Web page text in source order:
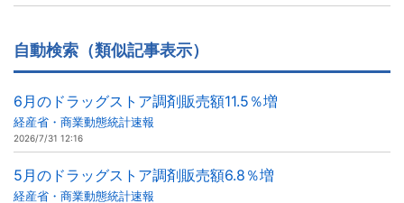
自動検索（類似記事表示）
6月のドラッグストア調剤販売額11.5％増
経産省・商業動態統計速報
2026/7/31 12:16
5月のドラッグストア調剤販売額6.8％増
経産省・商業動態統計速報